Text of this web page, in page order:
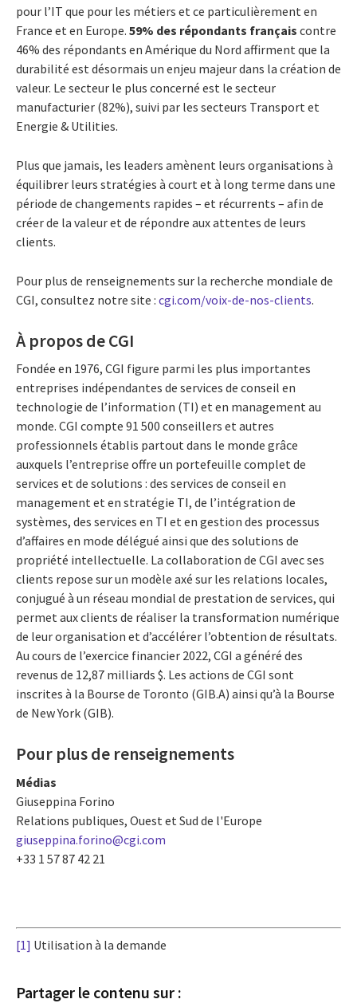
pour l’IT que pour les métiers et ce particulièrement en
France et en Europe. 59% des répondants français contre
46% des répondants en Amérique du Nord affirment que la
durabilité est désormais un enjeu majeur dans la création de
valeur. Le secteur le plus concerné est le secteur
manufacturier (82%), suivi par les secteurs Transport et
Energie & Utilities.
Plus que jamais, les leaders amènent leurs organisations à
équilibrer leurs stratégies à court et à long terme dans une
période de changements rapides – et récurrents – afin de
créer de la valeur et de répondre aux attentes de leurs
clients.
Pour plus de renseignements sur la recherche mondiale de
CGI, consultez notre site : cgi.com/voix-de-nos-clients.
À propos de CGI
Fondée en 1976, CGI figure parmi les plus importantes
entreprises indépendantes de services de conseil en
technologie de l’information (TI) et en management au
monde. CGI compte 91 500 conseillers et autres
professionnels établis partout dans le monde grâce
auxquels l’entreprise offre un portefeuille complet de
services et de solutions : des services de conseil en
management et en stratégie TI, de l’intégration de
systèmes, des services en TI et en gestion des processus
d’affaires en mode délégué ainsi que des solutions de
propriété intellectuelle. La collaboration de CGI avec ses
clients repose sur un modèle axé sur les relations locales,
conjugué à un réseau mondial de prestation de services, qui
permet aux clients de réaliser la transformation numérique
de leur organisation et d’accélérer l’obtention de résultats.
Au cours de l’exercice financier 2022, CGI a généré des
revenus de 12,87 milliards $. Les actions de CGI sont
inscrites à la Bourse de Toronto (GIB.A) ainsi qu’à la Bourse
de New York (GIB).
Pour plus de renseignements
Médias
Giuseppina Forino
Relations publiques, Ouest et Sud de l'Europe
giuseppina.forino@cgi.com
+33 1 57 87 42 21
[1] Utilisation à la demande
Partager le contenu sur :